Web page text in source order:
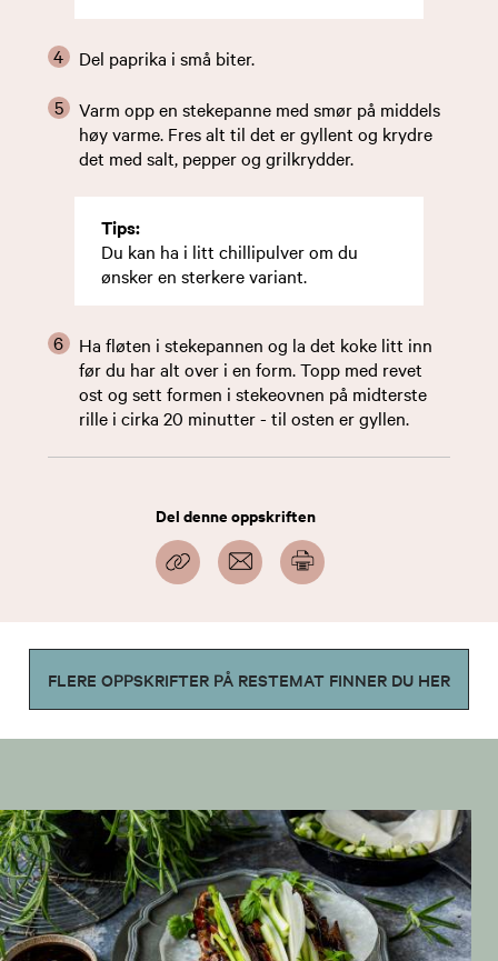
Del paprika i små biter.
Varm opp en stekepanne med smør på middels
høy varme. Fres alt til det er gyllent og krydre
det med salt, pepper og grilkrydder.
Tips:
Du kan ha i litt chillipulver om du
ønsker en sterkere variant.
Ha fløten i stekepannen og la det koke litt inn
før du har alt over i en form. Topp med revet
ost og sett formen i stekeovnen på midterste
rille i cirka 20 minutter - til osten er gyllen.
Del denne oppskriften
FLERE OPPSKRIFTER PÅ RESTEMAT FINNER DU HER